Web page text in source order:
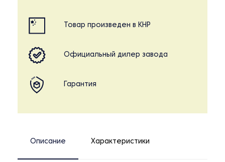
Товар произведен в КНР
Официальный дилер завода
Гарантия
Описание Характеристики